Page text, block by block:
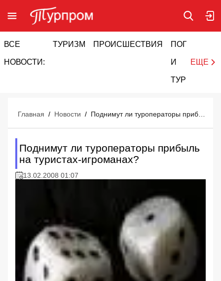
ВСЕ
НОВОСТИ:
ТУРИЗМ ПРОИСШЕСТВИЯ ПОГОДА
И
ТУРИЗМ
ЕЩЕ
Главная / Новости /
Поднимут ли туроператоры прибыль
на туристах-игроманах?
13.02.2008 01:07